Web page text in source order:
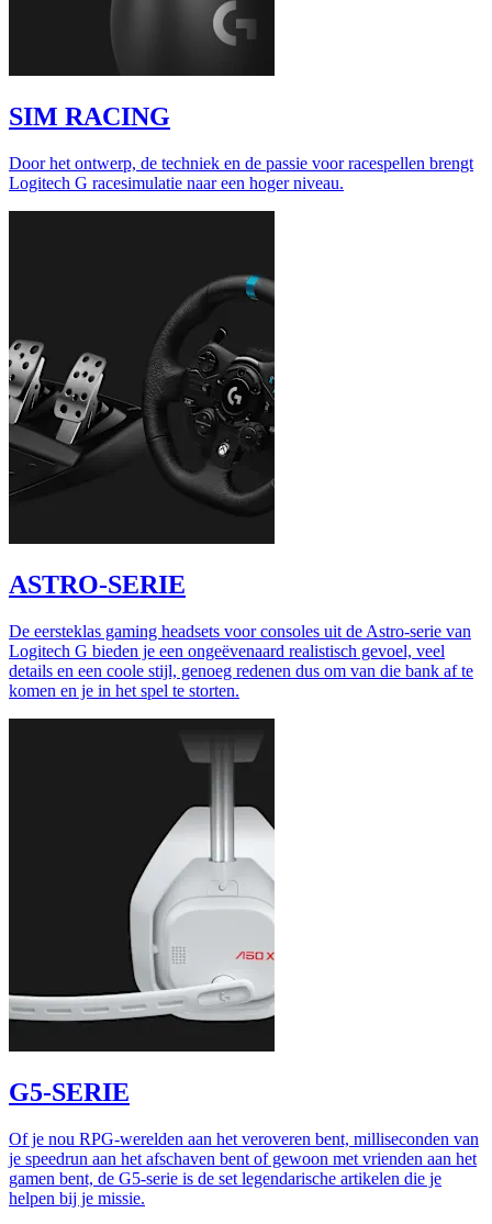
SIM RACING
Door het ontwerp, de techniek en de passie voor racespellen brengt
Logitech G racesimulatie naar een hoger niveau.
ASTRO-SERIE
De eersteklas gaming headsets voor consoles uit de Astro-serie van
Logitech G bieden je een ongeëvenaard realistisch gevoel, veel
details en een coole stijl, genoeg redenen dus om van die bank af te
komen en je in het spel te storten.
G5-SERIE
Of je nou RPG-werelden aan het veroveren bent, milliseconden van
je speedrun aan het afschaven bent of gewoon met vrienden aan het
gamen bent, de G5-serie is de set legendarische artikelen die je
helpen bij je missie.